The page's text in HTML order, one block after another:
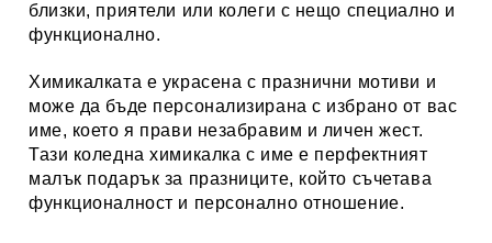
близки, приятели или колеги с нещо специално и
функционално.
Химикалката е украсена с празнични мотиви и
може да бъде персонализирана с избрано от вас
име, което я прави незабравим и личен жест.
Тази коледна химикалка с име е перфектният
малък подарък за празниците, който съчетава
функционалност и персонално отношение.